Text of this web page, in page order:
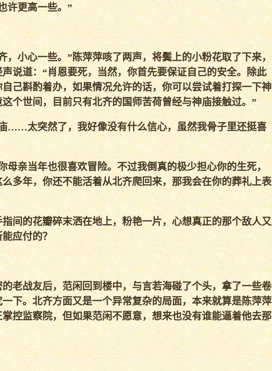
许更高一些。”
小心一些。”陈萍萍咳了两声，将鬓上的小粉花取了下来，
说道：“肖恩要死，当然，你首先要保证自己的安全。除此
己斟酌着办，如果情况允许的话，你可以尝试着打探一下神
个世间，目前只有北齐的国师苦荷曾经与神庙接触过。”
……太突然了，我好像没有什么信心，虽然我骨子里还挺喜
亲当年也很喜欢冒险。不过我倒真的极少担心你的生死，
多年，你还不能活着从北齐爬回来，那我会在你的葬礼上表
间的花瓣碎末洒在地上，粉艳一片，心想真正的那个敌人又
应付的？
老战友后，范闲回到楼中，与言若海碰了个头，拿了一些卷
下。北齐方面又是一个异常复杂的局面，本来就算是陈萍萍
控监察院，但如果范闲不愿意，想来也没有谁能逼着他去那